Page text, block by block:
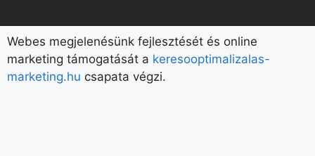
Webes megjelenésünk fejlesztését és online
marketing támogatását a keresooptimalizalas-
marketing.hu csapata végzi.